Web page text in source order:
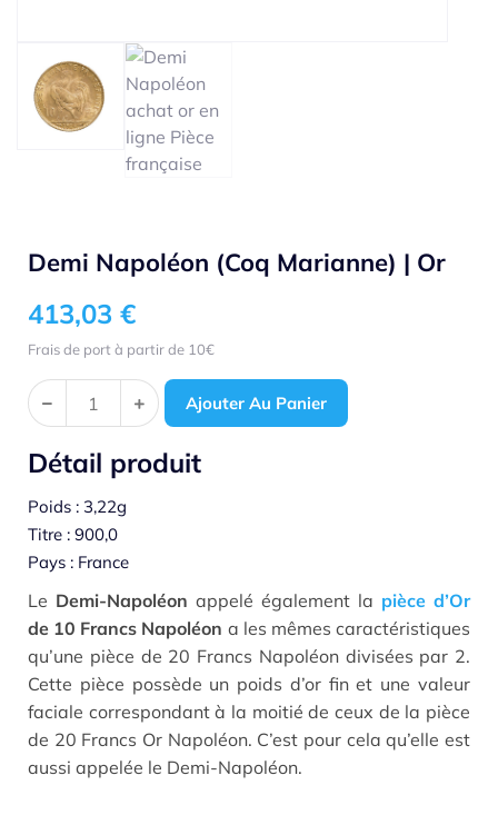
Demi Napoléon (Coq Marianne) | Or
413,03 €
Frais de port à partir de 10€
Ajouter Au Panier
Détail produit
Poids : 3,22g
Titre : 900,0
Pays : France
Le Demi-Napoléon appelé également la pièce d’Or
de 10 Francs Napoléon a les mêmes caractéristiques
qu’une pièce de 20 Francs Napoléon divisées par 2.
Cette pièce possède un poids d’or fin et une valeur
faciale correspondant à la moitié de ceux de la pièce
de 20 Francs Or Napoléon. C’est pour cela qu’elle est
aussi appelée le Demi-Napoléon.